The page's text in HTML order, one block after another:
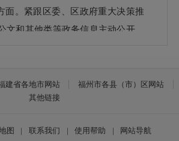
。紧跟区委、区政府重大决策推
文和其他类等政务信息主动公开，
的政府信息2条。
审核、会商、办理、答复、归档等
建省各地市网站
福州市各县（市）区网站
其他链接
图 | 联系我们 | 使用帮助 | 网站导航